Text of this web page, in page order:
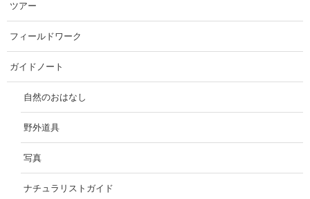
ツアー
フィールドワーク
ガイドノート
自然のおはなし
野外道具
写真
ナチュラリストガイド